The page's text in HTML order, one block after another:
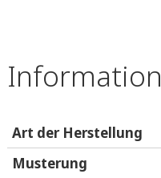
Information
Art der Herstellung
Musterung